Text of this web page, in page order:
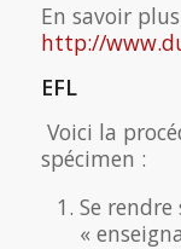
En savoir
http://
EFL
Voici la
spécimen :
Se
«